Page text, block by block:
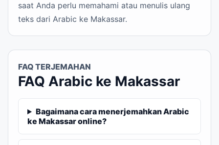
saat Anda perlu memahami atau menulis ulang
teks dari Arabic ke Makassar.
FAQ TERJEMAHAN
FAQ Arabic ke Makassar
Bagaimana cara menerjemahkan Arabic
ke Makassar online?